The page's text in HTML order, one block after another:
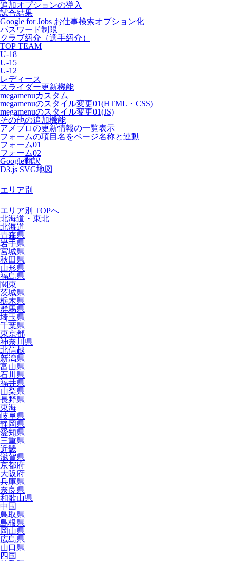
追加オプションの導入
試合結果
Google for Jobs お仕事検索オプション化
パスワード制限
クラブ紹介（選手紹介）
TOP TEAM
U-18
U-15
U-12
レディース
スライダー更新機能
megamenuカスタム
megamenuのスタイル変更01(HTML・CSS)
megamenuのスタイル変更01(JS)
その他の追加機能
アメブロの更新情報の一覧表示
フォームの項目名をページ名称と連動
フォーム01
フォーム02
Google翻訳
D3.js SVG地図
エリア別
エリア別 TOPへ
北海道・東北
北海道
青森県
岩手県
宮城県
秋田県
山形県
福島県
関東
茨城県
栃木県
群馬県
埼玉県
千葉県
東京都
神奈川県
北信越
新潟県
富山県
石川県
福井県
山梨県
長野県
東海
岐阜県
静岡県
愛知県
三重県
近畿
滋賀県
京都府
大阪府
兵庫県
奈良県
和歌山県
中国
鳥取県
島根県
岡山県
広島県
山口県
四国